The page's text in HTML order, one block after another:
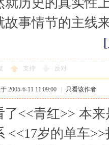
故事情节的主线
支持 反对
2005-6-11 11:09:00 只看该作者
了<<青红>> 本
<<17岁的单车